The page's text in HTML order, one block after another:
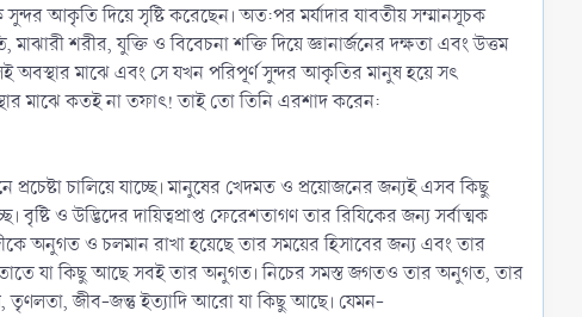
আকৃতি দিয়ে সৃষ্টি করেছেন। অত:পর মর্যাদার যাবতীয় সম্মানসূচক
শরীর, যুক্তি ও বিবেচনা শক্তি দিয়ে জ্ঞানার্জনের দক্ষতা এবং উত্তম
অবস্থার মাঝে এবং সে যখন পরিপূর্ণ সুন্দর আকৃতির মানুষ হয়ে সৎ
মাঝে কতই না তফাৎ! তাই তো তিনি এরশাদ করেন:
চালিয়ে যাচ্ছে। মানুষের খেদমত ও প্রয়োজনের জন্যই এসব কিছু
ও উদ্ভিদের দায়িত্বপ্রাপ্ত ফেরেশতাগণ তার রিযিকের জন্য সর্বাত্মক
অনুগত ও চলমান রাখা হয়েছে তার সময়ের হিসাবের জন্য এবং তার
তাতে যা কিছু আছে সবই তার অনুগত। নিচের সমস্ত জগতও তার অনুগত, তার
তৃণলতা, জীব-জন্তু ইত্যাদি আরো যা কিছু আছে। যেমন-